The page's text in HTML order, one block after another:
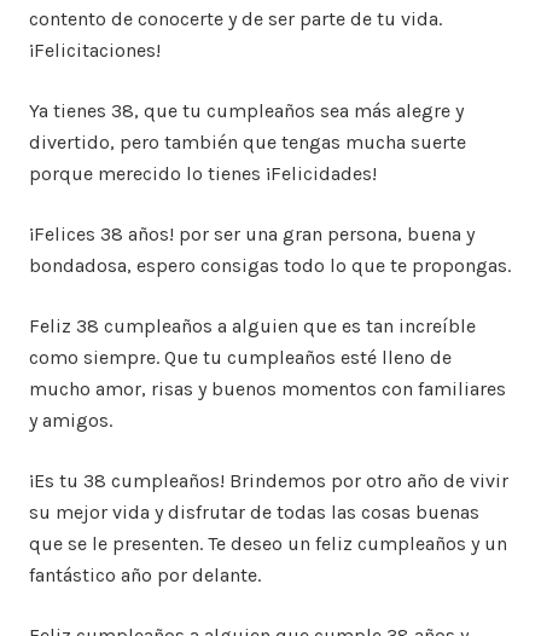
contento de conocerte y de ser parte de tu vida.
¡Felicitaciones!
Ya tienes 38, que tu cumpleaños sea más alegre y
divertido, pero también que tengas mucha suerte
porque merecido lo tienes ¡Felicidades!
¡Felices 38 años! por ser una gran persona, buena y
bondadosa, espero consigas todo lo que te propongas.
Feliz 38 cumpleaños a alguien que es tan increíble
como siempre. Que tu cumpleaños esté lleno de
mucho amor, risas y buenos momentos con familiares
y amigos.
¡Es tu 38 cumpleaños! Brindemos por otro año de vivir
su mejor vida y disfrutar de todas las cosas buenas
que se le presenten. Te deseo un feliz cumpleaños y un
fantástico año por delante.